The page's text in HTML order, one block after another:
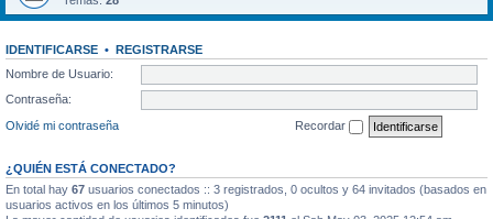
IDENTIFICARSE • REGISTRARSE
Nombre de Usuario:
Contraseña:
Olvidé mi contraseña
Recordar
¿QUIÉN ESTÁ CONECTADO?
En total hay 67 usuarios conectados :: 3 registrados, 0 ocultos y 64 invitados (basados en
usuarios activos en los últimos 5 minutos)